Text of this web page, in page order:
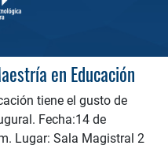
en Educación
tiene el gusto de
Fecha:14 de
Lugar: Sala Magistral 2